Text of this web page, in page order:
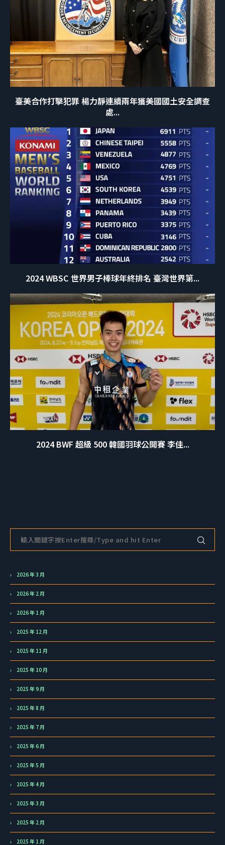
臺美合作打擊犯罪 楊力靜連續兩年獲美國國土安全調查
處...
2024 WBSC 世界男子棒球年終排名 臺灣世界第...
2024 BWF 超級 500 韓國羽球公開賽 李佳...
2026 年 3 月
2026 年 2 月
2026 年 1 月
2025 年 12 月
2025 年 11 月
2025 年 10 月
2025 年 9 月
2025 年 8 月
2025 年 7 月
2025 年 6 月
2025 年 5 月
2025 年 4 月
2025 年 3 月
2025 年 2 月
2025 年 1 月